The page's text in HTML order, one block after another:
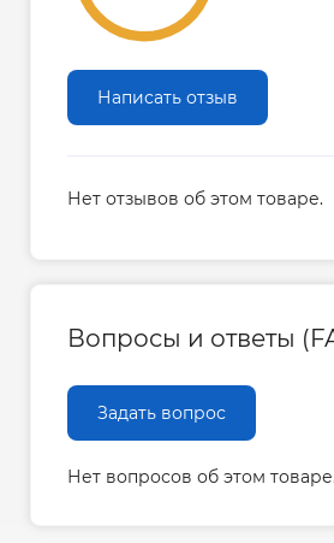
Написать отзыв
Нет отзывов об этом товаре.
Вопросы и ответы
Задать вопрос
Нет вопросов об этом товаре.